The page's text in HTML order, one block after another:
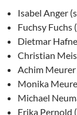
Isabel Anger
Fuchsy Fuchs
Dietmar
Christian
Achim
Monika
Michael
Erika Pernold